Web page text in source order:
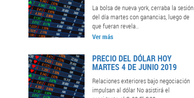
La bolsa de nueva york, cerraba la sesión
del día martes con ganancias, luego de
que fueran revela..
Ver más
PRECIO DEL DÓLAR HOY
MARTES 4 DE JUNIO 2019
Relaciones exteriores bajo negociación
impulsan al dólar No asistirá el